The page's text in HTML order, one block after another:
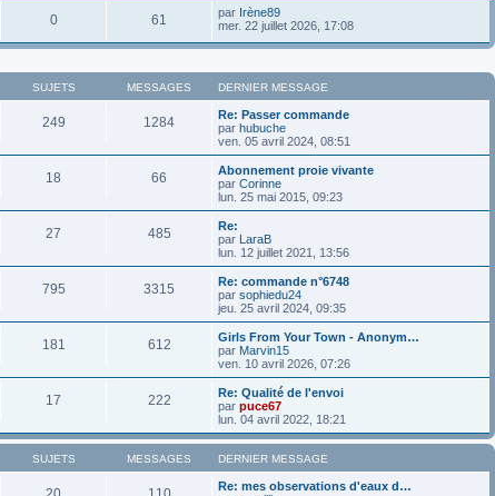
0 61 par Irène89
mer. 22 juillet 2026, 17:08
SUJETS MESSAGES DERNIER MESSAGE
249 1284
Re: Passer commande
par hubuche
ven. 05 avril 2024, 08:51
18 66
Abonnement proie vivante
par Corinne
lun. 25 mai 2015, 09:23
27 485
Re:
par LaraB
lun. 12 juillet 2021, 13:56
795 3315
Re: commande n°6748
par sophiedu24
jeu. 25 avril 2024, 09:35
181 612
Girls From Your Town - Anonym…
par Marvin15
ven. 10 avril 2026, 07:26
17 222
Re: Qualité de l'envoi
par puce67
lun. 04 avril 2022, 18:21
SUJETS MESSAGES DERNIER MESSAGE
Re: mes observations d'eaux d…